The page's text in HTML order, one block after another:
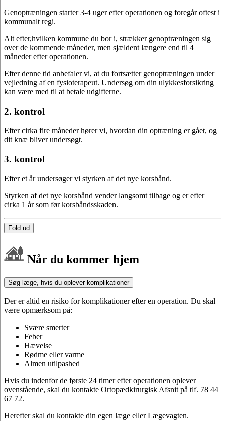
Genoptræningen starter 3-4 uger efter operationen og foregår oftest i
kommunalt regi.
Alt efter,hvilken kommune du bor i, strækker genoptræningen sig
over de kommende måneder, men sjældent længere end til 4
måneder efter operationen.
Efter denne tid anbefaler vi, at du fortsætter genoptræningen under
vejledning af en fysioterapeut. Undersøg om din ulykkesforsikring
kan være med til at betale udgifterne.
2. kontrol
Efter cirka fire måneder hører vi, hvordan din optræning er gået, og
dit knæ bliver undersøgt.
3. kontrol
Efter et år undersøger vi styrken af det nye korsbånd.
Styrken af det nye korsbånd vender langsomt tilbage og er efter
cirka 1 år som før korsbåndsskaden.
Fold ud
Når du kommer hjem
Søg læge, hvis du oplever komplikationer
Der er altid en risiko for komplikationer efter en operation. Du skal
være opmærksom på:
Svære smerter
Feber
Hævelse
Rødme eller varme
Almen utilpashed
Hvis du indenfor de første 24 timer efter operationen oplever
ovenstående, skal du kontakte Ortopædkirurgisk Afsnit på tlf. 78 44
67 72.
Herefter skal du kontakte din egen læge eller Lægevagten.